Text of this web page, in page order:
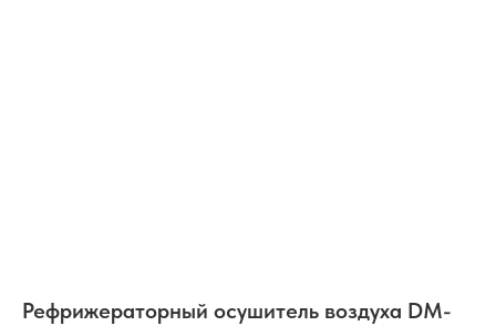
Рефрижераторный осушитель воздуха DM-